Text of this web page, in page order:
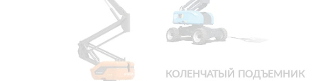
КОЛЕНЧАТЫЙ ПОДЪЕМНИК